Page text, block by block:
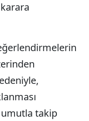
umutla takip